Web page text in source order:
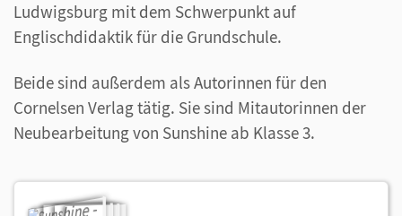
Ludwigsburg mit dem Schwerpunkt auf
Englischdidaktik für die Grundschule.
Beide sind außerdem als Autorinnen für den
Cornelsen Verlag tätig. Sie sind Mitautorinnen der
Neubearbeitung von Sunshine ab Klasse 3.